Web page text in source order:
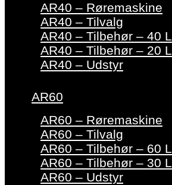
AR40 – Røremaskine
AR40 – Tilvalg
AR40 – Tilbehør – 40 L
AR40 – Tilbehør – 20 L
AR40 – Udstyr
AR60
AR60 – Røremaskine
AR60 – Tilvalg
AR60 – Tilbehør – 60 L
AR60 – Tilbehør – 30 L
AR60 – Udstyr